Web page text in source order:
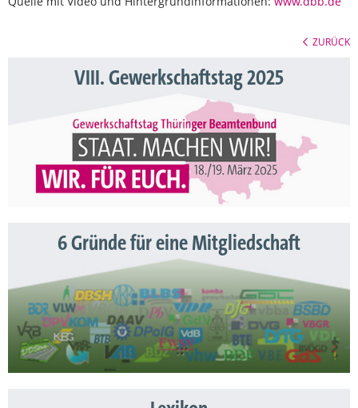
ZURÜCK
VIII. Gewerkschaftstag 2025
6 Gründe für eine Mitgliedschaft